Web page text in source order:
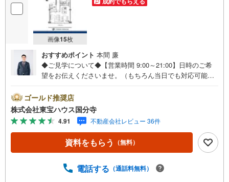
画像15枚
おすすめポイント 本間 廉
◆ご見学について◆【営業時間 9:00～21:00】日時のご希
望をお伝えくださいませ。（もちろん当日でも対応可能で
のご連絡をおすすめいたします。「室内・現地を見学す
る」ボタンよりご予約いただくと、スムーズにご案内可能
です。事前に鍵の手配や内覧準備が必要な場合がございま
すのでご了承ください。◆TOHO HOUSE CLUB◆弊社で売
買いただいたお客様はTOHO HOUSE CLUBにご加入いただ
けます。10～20、30年後のリフォーム、保険やローンの見
ご提供いたします。◆FPによるライフサポート◆専属ファ
ゴールド推奨店
株式会社東宝ハウス国分寺
4.91 不動産会社レビュー 36件
資料をもらう （無料）
電話する （通話料無料）